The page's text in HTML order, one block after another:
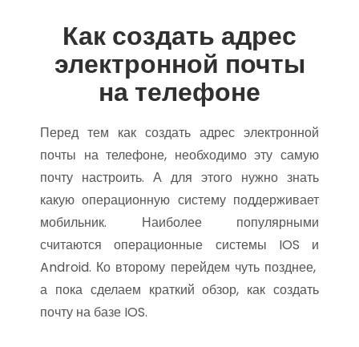
Как создать адрес
электронной почты
на телефоне
Перед тем как создать адрес электронной
почты на телефоне, необходимо эту самую
почту настроить. А для этого нужно знать
какую операционную систему поддерживает
мобильник. Наиболее популярными
считаются операционные системы IOS и
Android. Ко второму перейдем чуть позднее,
а пока сделаем краткий обзор, как создать
почту на базе IOS.